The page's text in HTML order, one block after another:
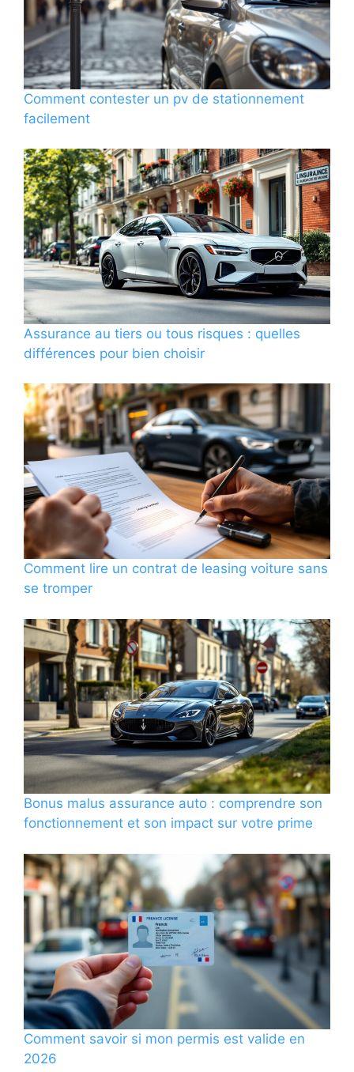
Comment contester un pv de stationnement
facilement
Assurance au tiers ou tous risques : quelles
différences pour bien choisir
Comment lire un contrat de leasing voiture sans
se tromper
Bonus malus assurance auto : comprendre son
fonctionnement et son impact sur votre prime
Comment savoir si mon permis est valide en
2026